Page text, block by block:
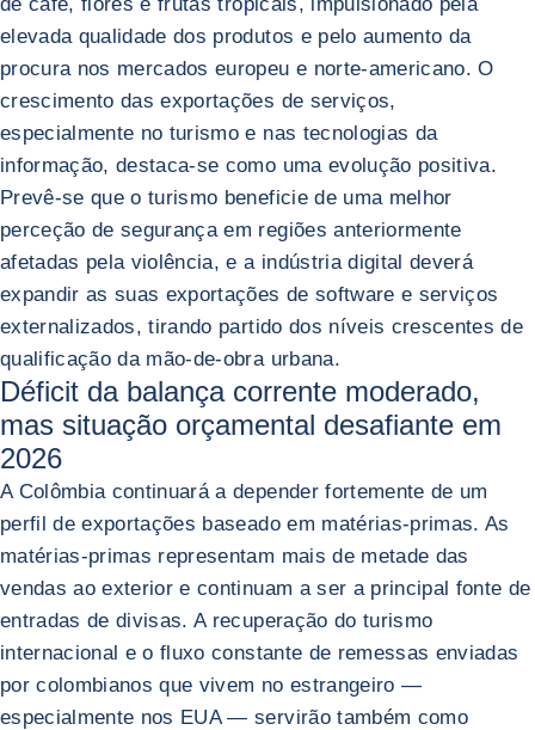
elevada qualidade dos produtos e pelo aumento da
procura nos mercados europeu e norte-americano. O
crescimento das exportações de serviços,
especialmente no turismo e nas tecnologias da
informação, destaca-se como uma evolução positiva.
Prevê-se que o turismo beneficie de uma melhor
perceção de segurança em regiões anteriormente
afetadas pela violência, e a indústria digital deverá
expandir as suas exportações de software e serviços
externalizados, tirando partido dos níveis crescentes de
qualificação da mão-de-obra urbana.
Déficit da balança corrente moderado,
mas situação orçamental desafiante em
2026
A Colômbia continuará a depender fortemente de um
perfil de exportações baseado em matérias-primas. As
matérias-primas representam mais de metade das
vendas ao exterior e continuam a ser a principal fonte de
entradas de divisas. A recuperação do turismo
internacional e o fluxo constante de remessas enviadas
por colombianos que vivem no estrangeiro —
especialmente nos EUA — servirão também como